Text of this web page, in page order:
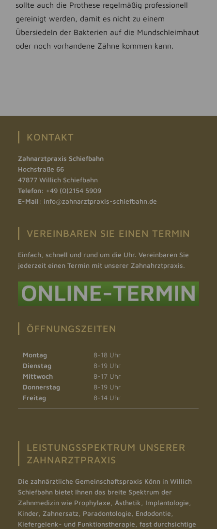
sollte auch die Prothese regelmäßig professionell
gereinigt werden, damit es nicht zu einem
Übersiedeln der Bakterien auf die Mundschleimhaut
oder noch vorhandene Zähne kommen kann.
KONTAKT
Zahnarztpraxis Schiefbahn
Hochstraße 66
47877 Willich Schiefbahn
Telefon: +49 (0)2154 5909
E-Mail: info@zahnarztpraxis-schiefbahn.de
VEREINBAREN SIE EINEN TERMIN
Einfach, schnell und rund um die Uhr. Vereinbaren Sie
jederzeit einen Termin mit unserer Zahnahrztpraxis.
ÖFFNUNGSZEITEN
Montag
Dienstag
Mittwoch
Donnerstag
Freitag
8-18 Uhr
8-19 Uhr
8-17 Uhr
8-19 Uhr
8-14 Uhr
LEISTUNGSSPEKTRUM UNSERER
ZAHNARZTPRAXIS
Die zahnärztliche Gemeinschaftspraxis Könn in Willich
Schiefbahn bietet Ihnen das breite Spektrum der
Zahnmedizin wie Prophylaxe Ästhetik Implantologie
Kinder Zahnersatz Paradontologie Endodontie
Kiefergelenk- und Funktionstherapie ,fast durchsichtige